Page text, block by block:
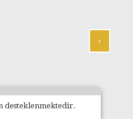
›
desteklenmektedir.